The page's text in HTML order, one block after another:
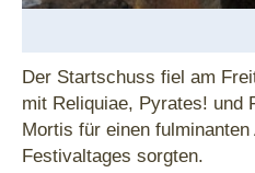
Der Startschuss fiel am
mit Reliquiae, Pyrates! und
Mortis für einen
Festivaltages sorgten.